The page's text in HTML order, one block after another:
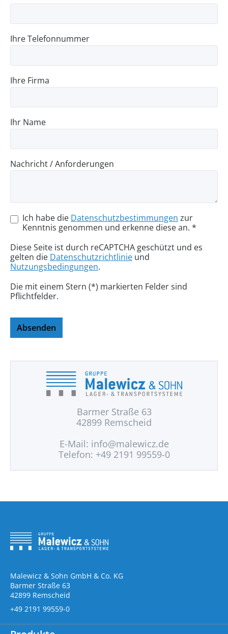
Ihre Telefonnummer
Ihre Firma
Ihr Name
Nachricht / Anforderungen
Ich habe die Datenschutzbestimmungen zur
Kenntnis genommen und erkenne diese an. *
Diese Seite ist durch reCAPTCHA geschützt und es
gelten die Datenschutzrichtlinie und
Nutzungsbedingungen.
Die mit einem Stern (*) markierten Felder sind
Pflichtfelder.
Absenden
Barmer Straße 63
42899 Remscheid
E-Mail: info@malewicz.de
Telefon: +49 2191 99559-0
Malewicz & Sohn GmbH & Co. KG
Barmer Straße 63
42899 Remscheid
+49 2191 99559-0